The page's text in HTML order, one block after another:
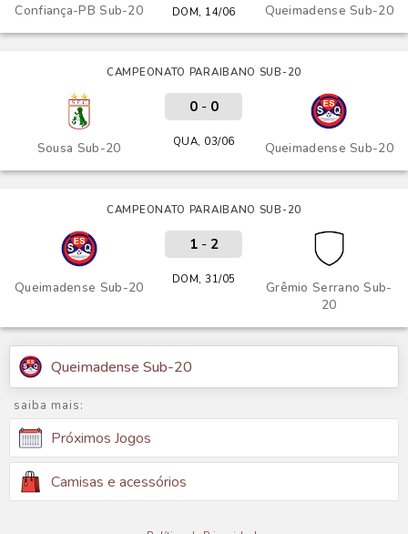
Confiança-PB Sub-20 Queimadense Sub-20
DOM, 14/06
CAMPEONATO PARAIBANO SUB-20
Sousa Sub-20 Queimadense Sub-20
0- 0
QUA, 03/06
CAMPEONATO PARAIBANO SUB-20
Queimadense Sub-20
Grêmio Serrano Sub-
20
1- 2
DOM, 31/05
Queimadense Sub-20
saiba mais:
Próximos Jogos
Camisas e acessórios